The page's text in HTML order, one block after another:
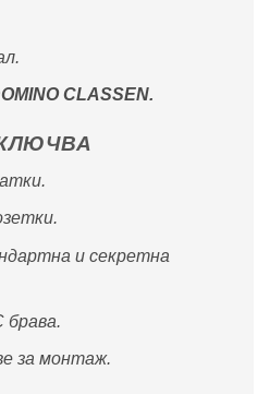
CLASSEN.
и секретна
брава.
за монтаж.